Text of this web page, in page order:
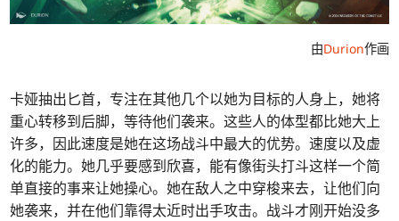
由Durion作画
卡娅抽出匕首，专注在其他几个以她为目标的人身上，她将
重心转移到后脚，等待他们袭来。这些人的体型都比她大上
许多，因此速度是她在这场战斗中最大的优势。速度以及虚
化的能力。她几乎要感到欣喜，能有像街头打斗这样一个简
单直接的事来让她操心。她在敌人之中穿梭来去，让他们向
她袭来，并在他们靠得太近时出手攻击。战斗才刚开始没多